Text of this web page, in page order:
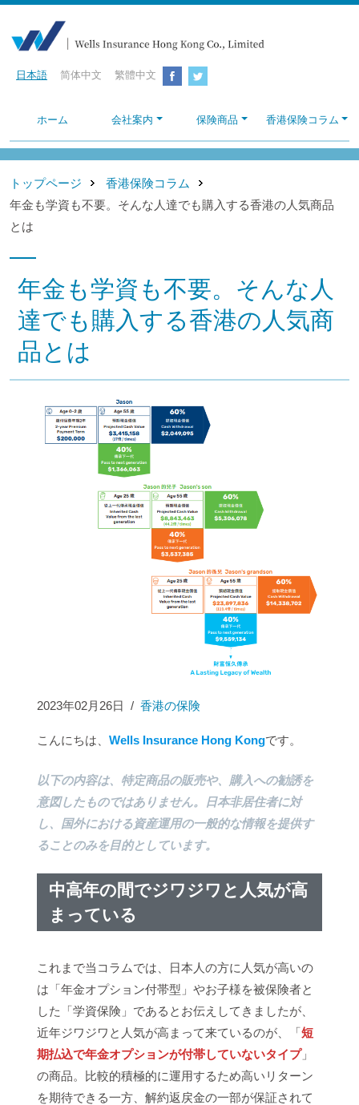
日本語 简体中文 繁體中文
ホーム 会社案内 保険商品 香港保険コラム
トップページ
香港保険コラム
年金も学資も不要。そんな人達でも購入する香港の人気商品
とは
年金も学資も不要。そんな人
達でも購入する香港の人気商
品とは
2023年02月26日 / 香港の保険
こんにちは、 Wells Insurance Hong Kongです。
以下の内容は、特定商品の販売や、購入への勧誘を
意図したものではありません。日本非居住者に対
し、国外における資産運用の一般的な情報を提供す
ることのみを目的としています。
中高年の間でジワジワと人気が高
まっている
これまで当コラムでは、日本人の方に人気が高いの
は「年金オプション付帯型」やお子様を被保険者と
した「学資保険」であるとお伝えしてきましたが、
近年ジワジワと人気が高まって来ているのが、「短
期払込で年金オプションが付帯していないタイプ」
の商品。比較的積極的に運用するため高いリターン
を期待できる一方、解約返戻金の一部が保証されて